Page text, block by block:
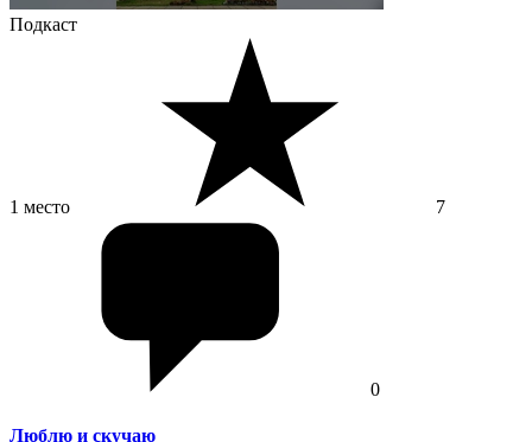
Подкаст
1 место 7
0
Люблю и скучаю